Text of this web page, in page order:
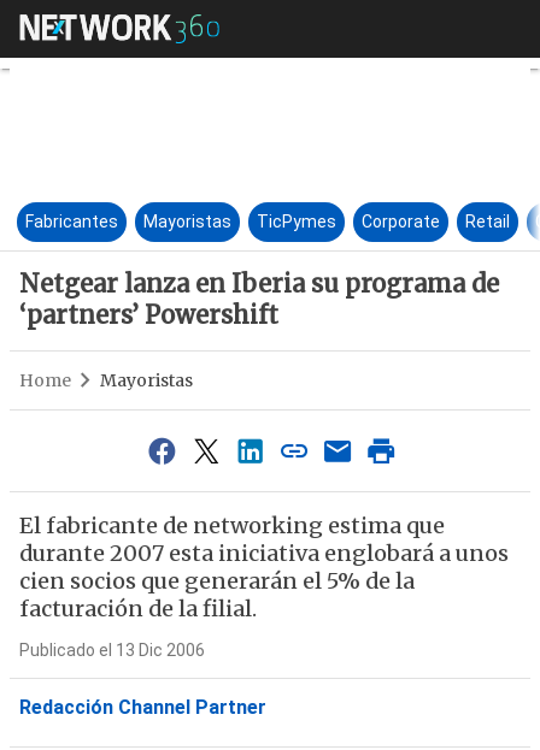
Netgear lanza en Iberia su
Fabricantes Mayoristas TicPymes Corporate Retail
Netgear lanza en Iberia su programa de
‘partners’ Powershift
Home Mayoristas
El fabricante de networking estima que
durante 2007 esta iniciativa englobará a unos
cien socios que generarán el 5% de la
facturación de la filial.
Publicado el 13 Dic 2006
Redacción Channel Partner